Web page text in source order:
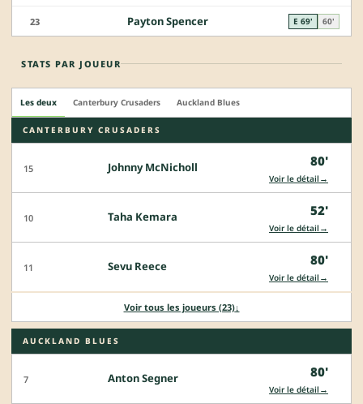
23 Payton Spencer E 69' 60'
STATS PAR JOUEUR
Les deux Canterbury Crusaders Auckland Blues
CANTERBURY CRUSADERS
15 Johnny McNicholl 80'
Voir le détail →
10 Taha Kemara 52'
Voir le détail →
11 Sevu Reece 80'
Voir le détail →
Voir tous les joueurs (23)↓
AUCKLAND BLUES
7 Anton Segner 80'
Voir le détail →